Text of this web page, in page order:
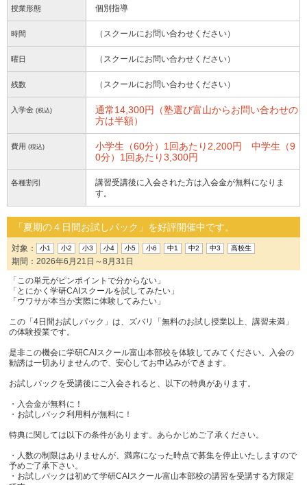
授業形態 個別指導
時間 （スクールにお問い合わせください）
曜日 （スクールにお問い合わせください）
残数 （スクールにお問い合わせください）
入学金 (税込)
通常14,300円（塾選び富山からお問い合わせの
方は半額）
費用 (税込)
小学生（60分）1回あたり2,200円 中学生（9
0分）1回あたり3,300円
各種割引
講習受講後に入会された方は入会金が無料になりま
す。
「夏期の４日間お試しパック」を好評開催中です。
対象： 小1 小2 小3 小4 小5 小6 中1 中2 中3 高校生
期間：2026年6月21日～8月31日
「この単元がピンポイントで分からない」
「とにかく学研CAIスクールを試してみたい」
「ウワサが本当か実際に体験してみたい」
この「4日間お試しパック」は、ズバリ「無料のお試し授業以上、講習未満」
の体験授業です。
是非この機会に学研CAIスクール富山本部校を体験してみてください。入会の
勧誘は一切ありませんので、安心してお申込みができます。
お試しパックを受講後にご入会されると、以下の特典があります。
・入会金が無料に！
・お試しパック利用料が無料に！
特典に関しては以下の条件があります。あらかじめご了承ください。
・人数の制限はありませんが、満席になった時点で募集を停止いたしますので
予めご了承下さい。
・お試しパックは初めて学研CAIスクール富山本部校の講習を受講する方限定